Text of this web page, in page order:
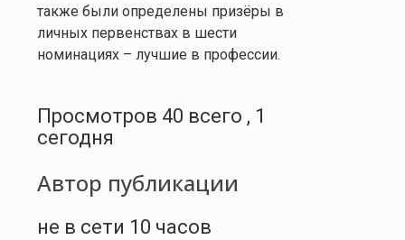
также были определены призёры в
личных первенствах в шести
номинациях – лучшие в профессии.
Просмотров 40 всего , 1
сегодня
Автор публикации
не в сети 10 часов